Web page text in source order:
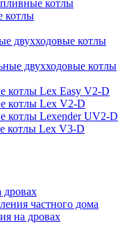
котлы
котлы
двухходовые котлы
двухходовые котлы
котлы Lex Easy V2-D
котлы Lex V2-D
котлы Lexender UV2-D
котлы Lex V3-D
дровах
частного дома
на дровах